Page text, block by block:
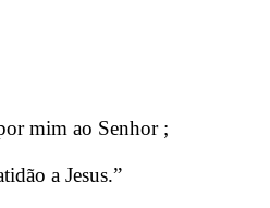
mim ao Senhor ;
a Jesus.”